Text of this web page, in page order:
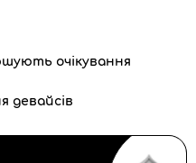
очікування
девайсів